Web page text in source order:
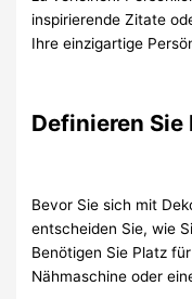
inspirierende Zitate
Ihre einzigartige
Definieren
Bevor Sie sich mit
entscheiden Sie, wie
Benötigen Sie Platz
Nähmaschine oder